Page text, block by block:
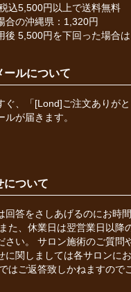
込5,500円以上で送料無料
合の沖縄県：1,320円
後 5,500円を下回った場合
ールについて
ぐ、「[Lond]ご注文ありが
が届きます。
について
回答をさしあげるのにお時
た、休業日は翌営業日以降
さい。 サロン施術のご質問
に関しましては各サロンに
はご返答致しかねますので